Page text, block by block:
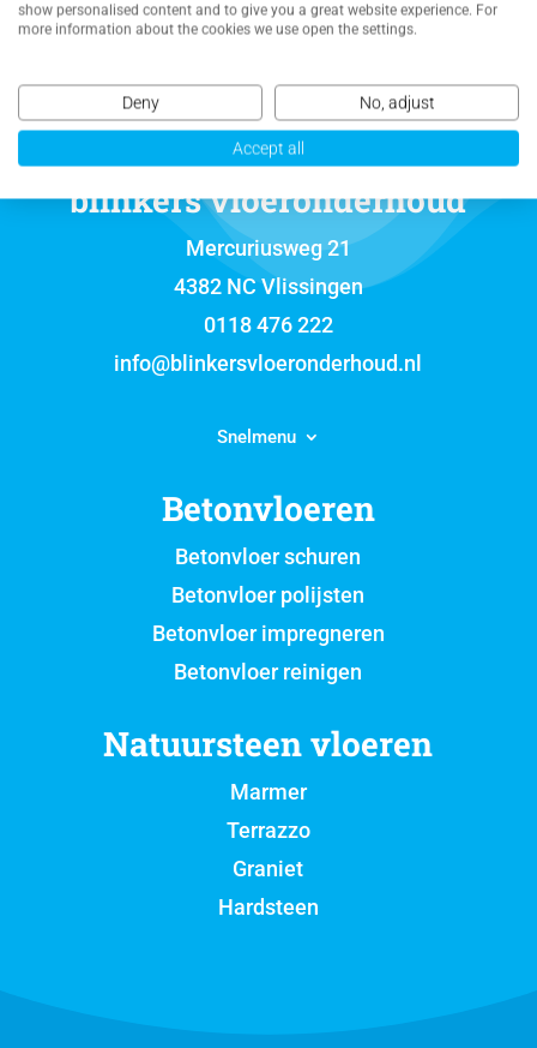
blinkers vloeronderhoud
Mercuriusweg 21
4382 NC Vlissingen
0118 476 222
info@blinkersvloeronderhoud.nl
Snelmenu
Betonvloeren
Betonvloer schuren
Betonvloer polijsten
Betonvloer impregneren
Betonvloer reinigen
Natuursteen vloeren
Marmer
Terrazzo
Graniet
Hardsteen
show personalised content and to give you a great website experience. For
more information about the cookies we use open the settings.
Deny No, adjust
Accept all